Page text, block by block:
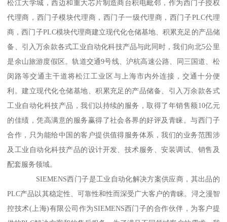
松江大学城，西边和重大芯片制造商台积电毗邻，作为西门子授权
代理商，西门子模块代理商，西门子一级代理商，西门子PLC代理
商，西门子PLC模块代理商建立现代化仓储基地、积累充足的产品储
备、引入万余款各式工业自动化科技产品与此同时，我们向北5公里
是余山旅游度假区。轨道交通9号线、沪杭高速公路、同三国道、松
闵路等交通主干道将松江工业区与上海市内外连接，交通十分便
利。建立现代化仓储基地、积累充足的产品储备、引入万余款各式
工业自动化科技产品，我们以持续的服务，取得了年销售额10亿元
的佳绩，凭高满意的服务赢得了社会各界的好评及青睐。与西门子
合作，只为能给中国的客户提供值得服务体系，我们的业务范围涉
及工业自动化科技产品的设计开发、技术服务、安装调试、销售及
配套服务领域。
SIEMENS西门子是工业自动化解决方案供应商，其出品的
PLC产品以其稳定性、可靠性和性而深受广大客户的青睐。浔之漫智
控技术(上海)有限公司作为SIEMENS西门子的合作伙伴，为客户提